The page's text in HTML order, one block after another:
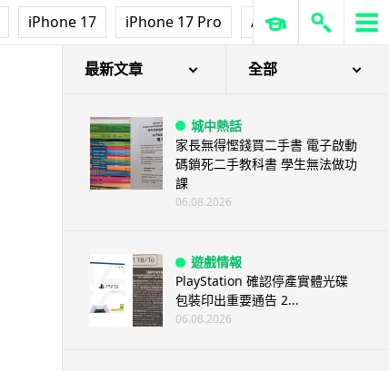
iPhone 17 iPhone 17 Pro AirPods Pro 3
最新文章 全部
城中熱話
家長無得慳錢買二手書 電子啟動
碼鎖死二手教科書 學生無法做功
課
06.08.2026
遊戲情報
PlayStation 確認停產實體光碟
包裝印出重要通告 2...
06.08.2026